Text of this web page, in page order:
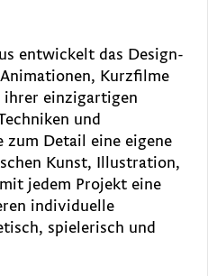
entwickelt das Design-
Animationen, Kurzfilme
ihrer einzigartigen
und
zum Detail eine eigene
Kunst, Illustration,
jedem Projekt eine
individuelle
spielerisch und